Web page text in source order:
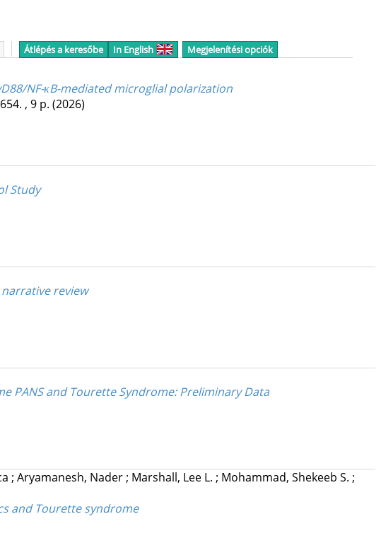
Átlépés a keresőbe In English Megjelenítési opciók
NF-κB-mediated microglial polarization
, 9 p. (2026)
Study
review
PANS and Tourette Syndrome: Preliminary Data
; Aryamanesh, Nader; Marshall, Lee L. ; Mohammad, Shekeeb S. ;
and Tourette syndrome